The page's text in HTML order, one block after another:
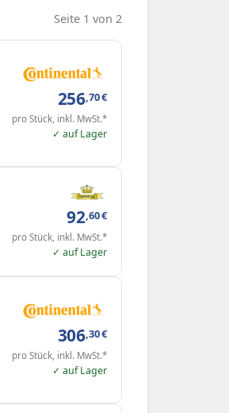
Seite 1 von 2
256,70€
pro Stück, inkl. MwSt.*
✓ auf Lager
92,60€
pro Stück, inkl. MwSt.*
✓ auf Lager
306,30€
pro Stück, inkl. MwSt.*
✓ auf Lager